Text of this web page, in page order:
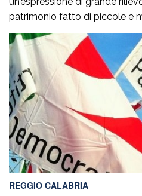
patrimonio fatto di piccole e
artigiane, saperi produttivi,
capaci di tradurre l’identità
riconosciuto in Italia e
l’europarlamentare Giusi
presentazione del libro
REGGIO CALABRIA